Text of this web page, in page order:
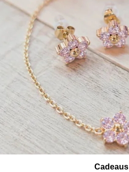
Cadeaus